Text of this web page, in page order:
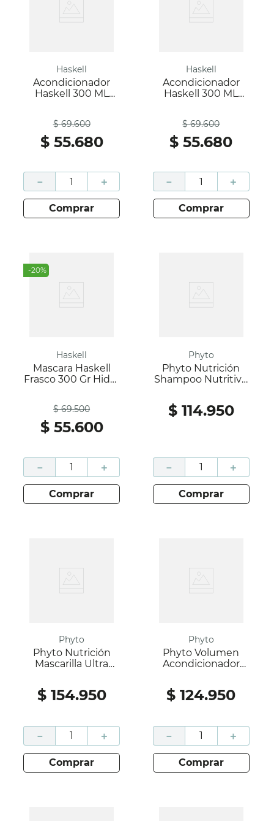
Haskell
Acondicionador
Haskell 300 ML
$ 69.600
$ 55.680
＋
－
comprar
Haskell
Acondicionador
Haskell 300 ML
$ 69.600
$ 55.680
＋
－
comprar
-20%
Haskell
Mascara Haskell
Frasco 300 Gr Hidra
$ 69.500
$ 55.600
＋
－
comprar
Phyto
Phyto Nutrición
Shampoo Nutritivo
$ 114.950
＋
－
comprar
Phyto
Phyto Nutrición
Mascarilla Ultra
$ 154.950
＋
－
comprar
Phyto
Phyto Volumen
Acondicionador
$ 124.950
＋
－
comprar